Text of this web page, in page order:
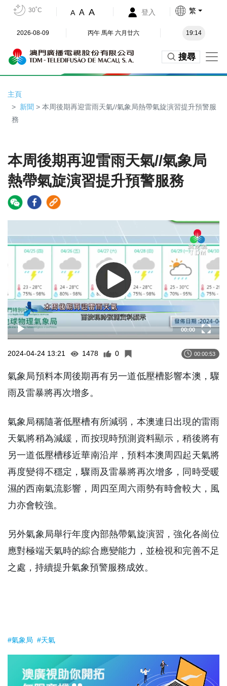
30˚C A A A 登入 繁
2026-08-09 丙午 馬年 六月廿六 19:14
搜尋
主頁
新聞 > 本周後期再迎雷雨天氣//氣象局熱帶氣旋演習提升預警服
務
本周後期再迎雷雨天氣//氣象局
熱帶氣旋演習提升預警服務
Player
00:00
2024-04-24 13:21 1478 0 00:00:53
氣象局預料本周後期再有另一道低壓槽影響本澳，驟
雨及雷暴將再次增多。
氣象局稱隨著低壓槽有所減弱，本澳連日出現的雷雨
天氣將稍為減緩，而按現時預測資料顯示，稍後將有
另一道低壓槽移近華南沿岸，預料本澳周四起天氣將
再度變得不穩定，驟雨及雷暴將再次增多，同時受暖
濕的西南氣流影響，周四至周六雨勢有時會較大，風
力亦會較強。
另外氣象局舉行年度內部熱帶氣旋演習，強化各崗位
應對極端天氣時的綜合應變能力，並檢視和完善不足
之處，持續提升氣象預警服務成效。
#氣象局 #天氣